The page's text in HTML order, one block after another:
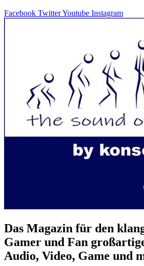
Facebook TwitterYoutube Instagram
Das Magazin für den
Gamer und Fan
Audio, Video, Game und